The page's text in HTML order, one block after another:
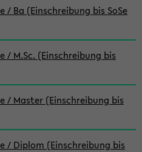
/ Ba (Einschreibung bis SoSe
/ M.Sc. (Einschreibung bis
/ Master (Einschreibung bis
/ Diplom (Einschreibung bis